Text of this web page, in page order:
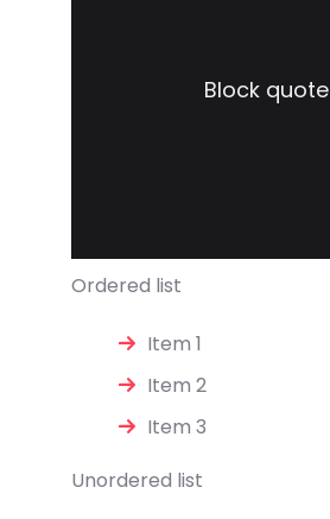
Block quote
Ordered list
Item 1
Item 2
Item 3
Unordered list